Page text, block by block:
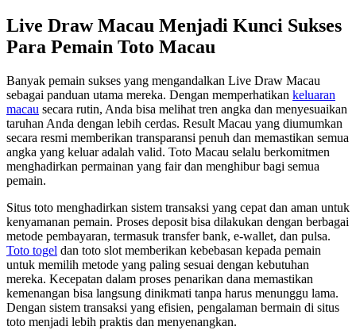
Live Draw Macau Menjadi Kunci Sukses
Para Pemain Toto Macau
Banyak pemain sukses yang mengandalkan Live Draw Macau
sebagai panduan utama mereka. Dengan memperhatikan keluaran
macau secara rutin, Anda bisa melihat tren angka dan menyesuaikan
taruhan Anda dengan lebih cerdas. Result Macau yang diumumkan
secara resmi memberikan transparansi penuh dan memastikan semua
angka yang keluar adalah valid. Toto Macau selalu berkomitmen
menghadirkan permainan yang fair dan menghibur bagi semua
pemain.
Situs toto menghadirkan sistem transaksi yang cepat dan aman untuk
kenyamanan pemain. Proses deposit bisa dilakukan dengan berbagai
metode pembayaran, termasuk transfer bank, e-wallet, dan pulsa.
Toto togel dan toto slot memberikan kebebasan kepada pemain
untuk memilih metode yang paling sesuai dengan kebutuhan
mereka. Kecepatan dalam proses penarikan dana memastikan
kemenangan bisa langsung dinikmati tanpa harus menunggu lama.
Dengan sistem transaksi yang efisien, pengalaman bermain di situs
toto menjadi lebih praktis dan menyenangkan.